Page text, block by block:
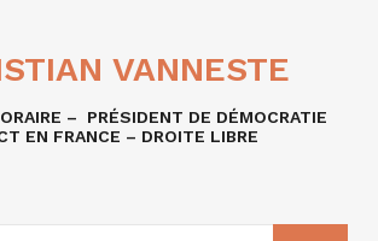
VANNESTE
– PRÉSIDENT DE DÉMOCRATIE
EN FRANCE – DROITE LIBRE